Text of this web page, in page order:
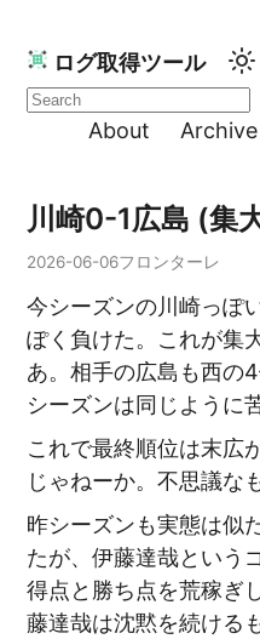
ログ取得ツール
About Archive
川崎0-1広島 (集
2026-06-06フロンターレ
今シーズンの川崎っぽ
ぽく負けた。これが集
あ。相手の広島も西の
シーズンは同じように
これで最終順位は末広
じゃねーか。不思議な
昨シーズンも実態は似
たが、伊藤達哉という
得点と勝ち点を荒稼ぎ
藤達哉は沈黙を続ける